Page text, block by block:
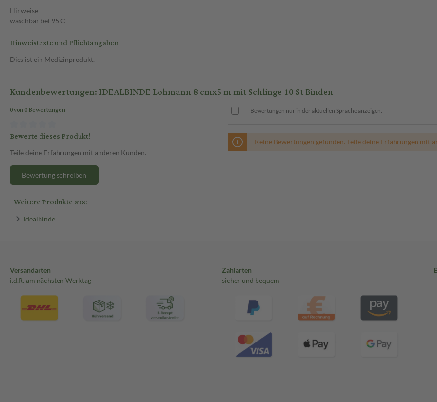
Hinweise
waschbar bei 95 C
Hinweistexte und Pflichtangaben
Dies ist ein Medizinprodukt.
Kundenbewertungen: IDEALBINDE Lohmann 8 cmx5 m mit Schlinge 10 St Binden
0 von 0 Bewertungen
Bewerte dieses Produkt!
Teile deine Erfahrungen mit anderen Kunden.
Bewertung schreiben
Bewertungen nur in der aktuellen Sprache anzeigen.
Keine Bewertungen gefunden. Teile deine Erfahrungen mit
Weitere Produkte aus:
Idealbinde
Versandarten
i.d.R. am nächsten Werktag
Zahlarten
sicher und bequem